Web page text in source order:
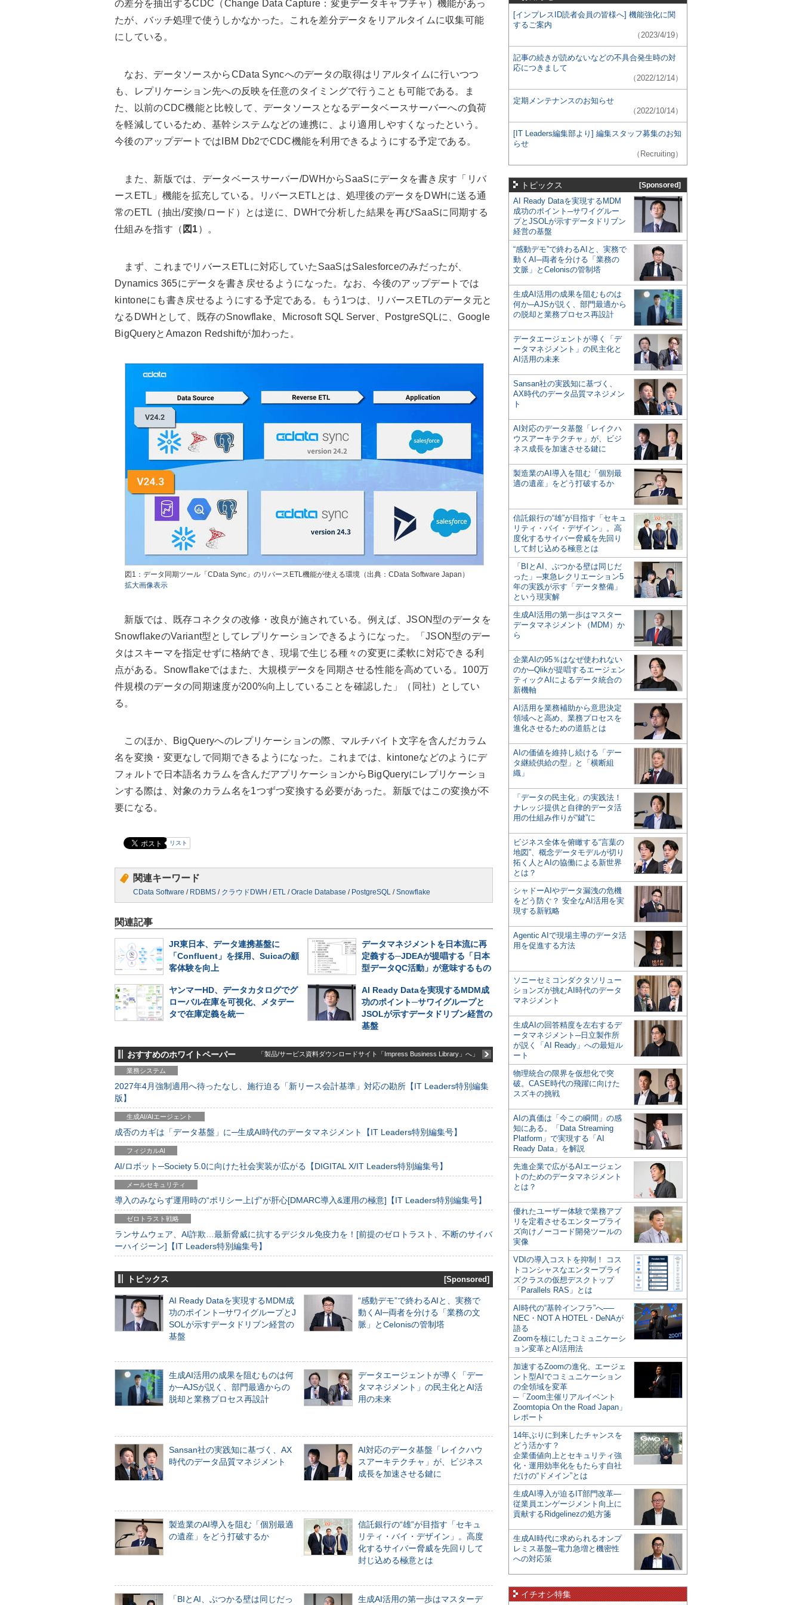
の差分を抽出するCDC（Change Data Capture：変更データキャプチャ）機能があっ
たが、バッチ処理で使うしかなかった。これを差分データをリアルタイムに収集可能
にしている。
なお、データソースからCData Syncへのデータの取得はリアルタイムに行いつつ
も、レプリケーション先への反映を任意のタイミングで行うことも可能である。ま
た、以前のCDC機能と比較して、データソースとなるデータベースサーバーへの負荷
を軽減しているため、基幹システムなどの連携に、より適用しやすくなったという。
今後のアップデートではIBM Db2でCDC機能を利用できるようにする予定である。
また、新版では、データベースサーバー/DWHからSaaSにデータを書き戻す「リバ
ースETL」機能を拡充している。
リバースETLとは、処理後のデータをDWHに送る通
常のETL（抽出/変換/ロード）とは逆に、DWHで分析した結果を再びSaaSに同期する
仕組みを指す （ 図1）。
まず、これまでリバースETLに対応していたSaaSはSalesforceのみだったが、
Dynamics 365にデータを書き戻せるようになった。なお、今後のアップデートでは
kintoneにも書き戻せるようにする予定である。もう1つは、リバースETLのデータ元と
なるDWHとして、既存のSnowflake、Microsoft SQL Server、PostgreSQLに、Google
BigQueryとAmazon Redshiftが加わった。
図1：データ同期ツール「CData Sync」のリバースETL機能が使える環境（出典：CData Software Japan）
拡大画像表示
新版では、既存コネクタの改修・改良が施されている。例えば、JSON型のデータを
SnowflakeのVariant型としてレプリケーションできるようになった。「JSON型のデー
タはスキーマを指定せずに格納でき、現場で生じる種々の変更に柔軟に対応できる利
点がある。Snowflakeではまた、大規模データを同期させる性能を高めている。100万
件規模のデータの同期速度が200%向上していることを確認した」（同社）としてい
る。
このほか、BigQueryへのレプリケーションの際、マルチバイト文字を含んだカラム
名を変換・変更なしで同期できるようになった。これまでは、kintoneなどのようにデ
フォルトで日本語名カラムを含んだアプリケーションからBigQueryにレプリケーショ
ンする際は、対象のカラム名を1つずつ変換する必要があった。新版ではこの変換が不
要になる。
リスト
関連キーワード
CData Software / RDBMS / クラウドDWH / ETL /Oracle Database / PostgreSQL /Snowflake
関連記事
JR東日本、データ連携基盤に
「Confluent」を採用、Suicaの顧
客体験を向上
データマネジメントを日本流に再
定義する─JDEAが提唱する「日本
型データQC活動」が意味するもの
ヤンマーHD、データカタログでグ
ローバル在庫を可視化、メタデー
タで在庫定義を統一
AI Ready Dataを実現するMDM成
功のポイント─サワイグループと
JSOLが示すデータドリブン経営の
基盤
おすすめのホワイトペーパー 「製品/サービス資料ダウンロードサイト「Impress Business Library」へ」
業務システム
2027年4月強制適用へ待ったなし、施行迫る「新リース会計基準」対応の勘所【IT Leaders特別編集
版】
生成AI/AIエージェント
成否のカギは「データ基盤」に─生成AI時代のデータマネジメント【IT Leaders特別編集号】
フィジカルAI
AI/ロボット─Society 5.0に向けた社会実装が広がる【DIGITAL X/IT Leaders特別編集号】
メールセキュリティ
導入のみならず運用時の“ポリシー上げ”が肝心[DMARC導入&運用の極意]【IT Leaders特別編集号】
ゼロトラスト戦略
ランサムウェア、AI詐欺…最新脅威に抗するデジタル免疫力を！[前提のゼロトラスト、不断のサイバ
ーハイジーン]【IT Leaders特別編集号】
トピックス [Sponsored]
AI Ready Dataを実現するMDM成
功のポイント─サワイグループとJ
SOLが示すデータドリブン経営の
基盤
“感動デモ”で終わるAIと、実務で
動くAI─両者を分ける「業務の文
脈」とCelonisの管制塔
生成AI活用の成果を阻むものは何
か─AJSが説く、部門最適からの
脱却と業務プロセス再設計
データエージェントが導く「デー
タマネジメント」の民主化とAI活
用の未来
Sansan社の実践知に基づく、AX
時代のデータ品質マネジメント
AI対応のデータ基盤「レイクハウ
スアーキテクチャ」が、ビジネス
成長を加速させる鍵に
製造業のAI導入を阻む「個別最適
の遺産」をどう打破するか
信託銀行の“雄”が目指す「セキュ
リティ・バイ・デザイン」。高度
化するサイバー脅威を先回りして
封じ込める極意とは
「BIとAI、ぶつかる壁は同じだっ 生成AI活用の第一歩はマスターデ
[インプレスID読者会員の皆様へ] 機能強化に関
するご案内
（2023/4/19）
記事の続きが読めないなどの不具合発生時の対
応につきまして
（2022/12/14）
定期メンテナンスのお知らせ
（2022/10/14）
[IT Leaders編集部より] 編集スタッフ募集のお知
らせ
（Recruiting）
トピックス [Sponsored]
AI Ready Dataを実現するMDM
成功のポイント─サワイグルー
プとJSOLが示すデータドリブン
経営の基盤
“感動デモ”で終わるAIと、実務で
動くAI─両者を分ける「業務の
文脈」とCelonisの管制塔
生成AI活用の成果を阻むものは
何か─AJSが説く、部門最適から
の脱却と業務プロセス再設計
データエージェントが導く「デ
ータマネジメント」の民主化と
AI活用の未来
Sansan社の実践知に基づく、
AX時代のデータ品質マネジメン
ト
AI対応のデータ基盤「レイクハ
ウスアーキテクチャ」が、ビジ
ネス成長を加速させる鍵に
製造業のAI導入を阻む「個別最
適の遺産」をどう打破するか
信託銀行の“雄”が目指す「セキュ
リティ・バイ・デザイン」。高
度化するサイバー脅威を先回り
して封じ込める極意とは
「BIとAI、ぶつかる壁は同じだ
った」─東急レクリエーション5
年の実践が示す「データ整備」
という現実解
生成AI活用の第一歩はマスター
データマネジメント（MDM）か
ら
企業AIの95％はなぜ使われない
のか─Qlikが提唱するエージェン
ティックAIによるデータ統合の
新機軸
AI活用を業務補助から意思決定
領域へと高め、業務プロセスを
進化させるための道筋とは
AIの価値を維持し続ける「デー
タ継続供給の型」と「横断組
織」
「データの民主化」の実践法！
ナレッジ提供と自律的データ活
用の仕組み作りが“鍵”に
ビジネス全体を俯瞰する“言葉の
地図”、概念データモデルが切り
拓く人とAIの協働による新世界
とは？
シャドーAIやデータ漏洩の危機
をどう防ぐ？ 安全なAI活用を実
現する新戦略
Agentic AIで現場主導のデータ活
用を促進する方法
ソニーセミコンダクタソリュー
ションズが挑むAI時代のデータ
マネジメント
生成AIの回答精度を左右するデ
ータマネジメント─日立製作所
が説く「AI Ready」への最短ル
ート
物理統合の限界を仮想化で突
破。CASE時代の飛躍に向けた
スズキの挑戦
AIの真価は「今この瞬間」の感
知にある。「Data Streaming
Platform」で実現する「AI
Ready Data」を解説
先進企業で広がるAIエージェン
トのためのデータマネジメント
とは？
優れたユーザー体験で業務アプ
リを定着させるエンタープライ
ズ向けノーコード開発ツールの
実像
VDIの導入コストを抑制！ コス
トコンシャスなエンタープライ
ズクラスの仮想デスクトップ
「Parallels RAS」とは
AI時代の“基幹インフラ”へ──
NEC・NOT A HOTEL・DeNAが
語る
Zoomを核にしたコミュニケーシ
ョン変革とAI活用法
加速するZoomの進化、エージェ
ント型AIでコミュニケーション
の全領域を変革
─「Zoom主催リアルイベント
Zoomtopia On the Road Japan」
レポート
14年ぶりに到来したチャンスを
どう活かす？
企業価値向上とセキュリティ強
化・運用効率化をもたらす自社
だけの“ドメイン”とは
生成AI導入が迫るIT部門改革―
従業員エンゲージメント向上に
貢献するRidgelinezの処方箋
生成AI時代に求められるオンプ
レミス基盤─電力急増と機密性
への対応策
イチオシ特集